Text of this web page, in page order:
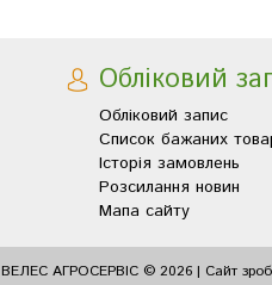
Обліковий
Обліковий запис
Список бажаних
Історія замовлень
Розсилання новин
Мапа сайту
ВЕЛЕС АГРОСЕРВІС © 2026 | Сайт